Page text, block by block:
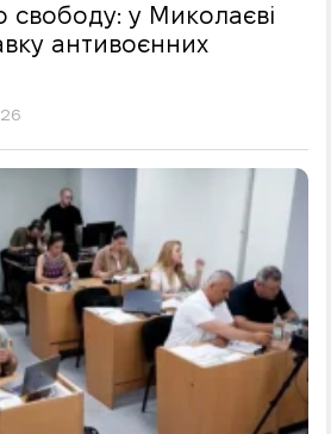
свободу: у Миколаєві
антивоєнних